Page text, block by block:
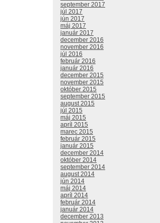
september 2017
júl 2017
jún 2017
máj 2017
január 2017
december 2016
november 2016
júl 2016
február 2016
január 2016
december 2015
november 2015
október 2015
september 2015
august 2015
júl 2015
máj 2015
apríl 2015
marec 2015
február 2015
január 2015
december 2014
október 2014
september 2014
august 2014
jún 2014
máj 2014
apríl 2014
február 2014
január 2014
december 2013